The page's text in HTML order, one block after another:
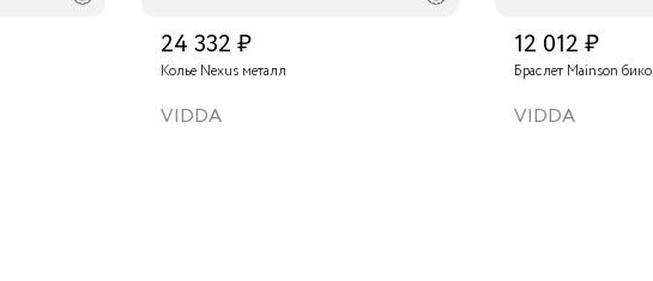
24 332 ₽
Колье Nexus металл
VIDDA
12 012 ₽
Браслет Mainson
VIDDA